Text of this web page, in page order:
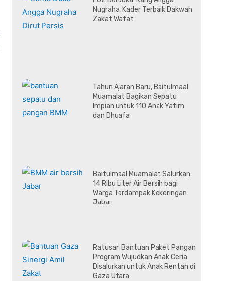
Nugraha, Kader Terbaik Dakwah
Zakat Wafat
Tahun Ajaran Baru, Baitulmaal
Muamalat Bagikan Sepatu
Impian untuk 110 Anak Yatim
dan Dhuafa
Baitulmaal Muamalat Salurkan
14 Ribu Liter Air Bersih bagi
Warga Terdampak Kekeringan
Jabar
Ratusan Bantuan Paket Pangan
Program Wujudkan Anak Ceria
Disalurkan untuk Anak Rentan di
Gaza Utara